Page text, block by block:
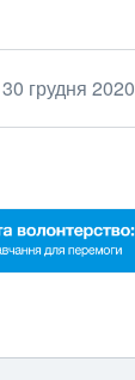
грудня 2020